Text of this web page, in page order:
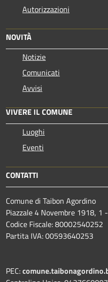
Autorizzazioni
NOVITÀ
Notizie
Comunicati
Avvisi
VIVERE IL COMUNE
Luoghi
Eventi
CONTATTI
Comune di Taibon Agordino
Piazzale 4 Novembre 1918, 1
Codice Fiscale: 80002540252
Partita IVA: 00593640253
PEC: